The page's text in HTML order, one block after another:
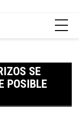
SE
POSIBLE